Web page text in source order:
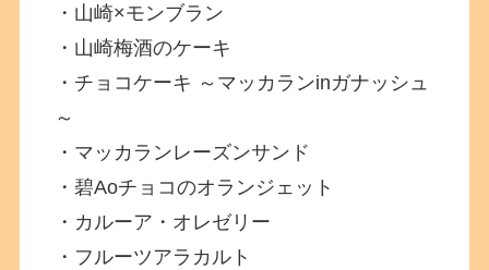
・山崎×モンブラン
・山崎梅酒のケーキ
・チョコケーキ ～マッカランinガナッシュ
～
・マッカランレーズンサンド
・碧Aoチョコのオランジェット
・カルーア・オレゼリー
・フルーツアラカルト